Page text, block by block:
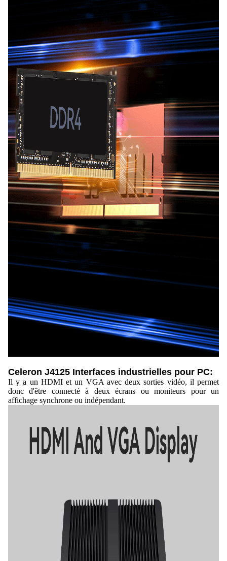
Celeron J4125 Interfaces industrielles pour PC:
Il y a un HDMI et un VGA avec deux sorties vidéo, il permet
donc d'être connecté à deux écrans ou moniteurs pour un
affichage synchrone ou indépendant.